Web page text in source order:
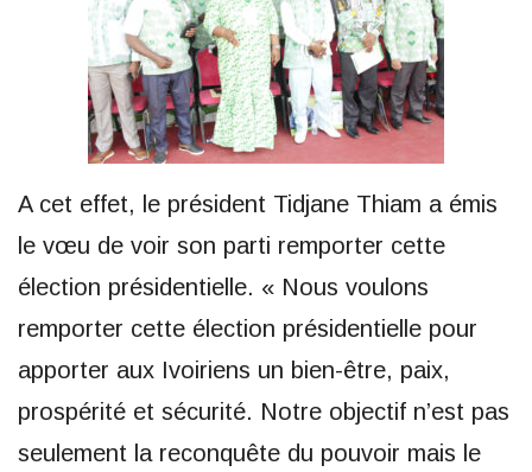
A cet effet, le président Tidjane Thiam a émis
le vœu de voir son parti remporter cette
élection présidentielle. « Nous voulons
remporter cette élection présidentielle pour
apporter aux Ivoiriens un bien-être, paix,
prospérité et sécurité. Notre objectif n’est pas
seulement la reconquête du pouvoir mais le